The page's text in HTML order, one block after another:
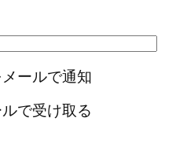
ールで通知
で受け取る